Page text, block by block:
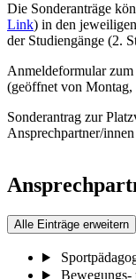
Die Sonderanträge
Link) in den
der Studiengänge (2.
Anmeldeformular zum
(geöffnet von
Sonderantrag zur
Ansprechpartner/
Alle Einträge erweitern
Bewegungs-